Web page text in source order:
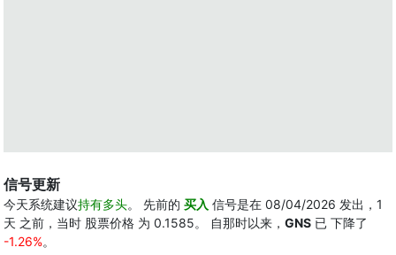
信号更新
今天系统建议持有多头。 先前的 买入 信号是在 08/04/2026 发出，1
天 之前，当时 股票价格 为 0.1585。 自那时以来， GNS 已 下降了
-1.26%。